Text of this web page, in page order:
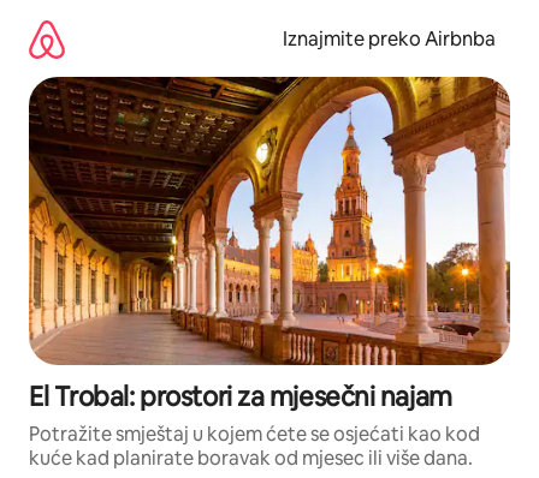
sadržaj
Iznajmite preko Airbnba
El Trobal: prostori za mjesečni najam
Potražite smještaj u kojem ćete se osjećati kao kod
kuće kad planirate boravak od mjesec ili više dana.